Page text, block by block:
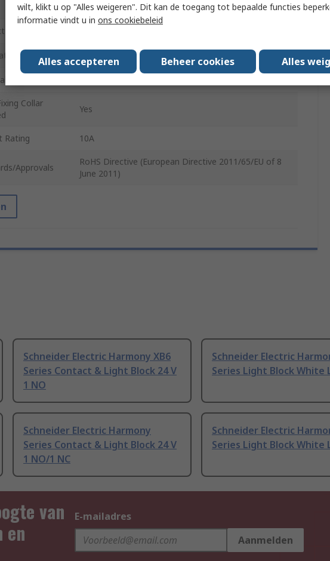
Harmony XB6
Configuration
Type
Type
Collar
Yes
Rating 10A
Approvals
RoHS Directive (European Directive 2011/65/EU of 8
June 2011)
Schneider Electric Harmony XB6
Series Contact & Light Block 24 V
1 NO
Schneider Electric
Series Light Block White
Schneider Electric Harmony
Series Contact & Light Block 24 V
1 NO/1 NC
Schneider Electric
Series Light Block White
van
en
E-mailadres
Aanmelden
wilt, klikt u op "Alles weigeren". Dit kan de toegang tot bepaalde functies
informatie vindt u in ons cookiebeleid
Alles accepteren Beheer cookies Alles